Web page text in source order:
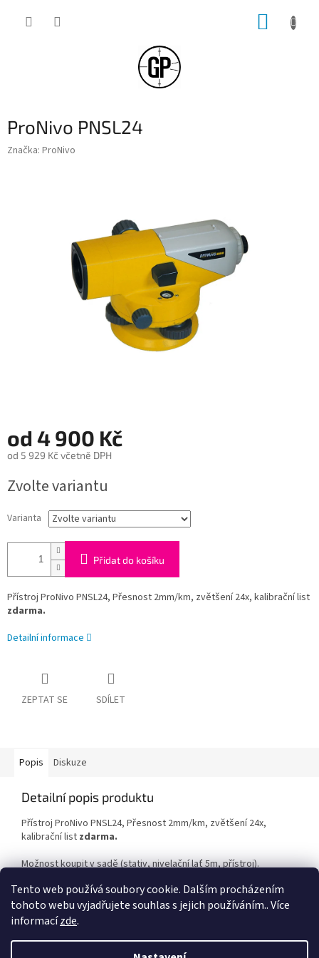
Tento web používá soubory cookie. Dalším procházením
tohoto webu vyjadřujete souhlas s jejich používáním.. Více
informacízde.
ProNivo PNSL24
Značka: ProNivo
od 4 900 Kč
od 5 929 Kčvčetně DPH
cena:
Zvolte variantu
Varianta
Přidat do košíku
Přístroj ProNivo PNSL24, Přesnost 2mm/km, zvětšení 24x, kalibrační list
zdarma.
Detailní informace
ZEPTAT SE SDÍLET
Popis Diskuze
Detailní popis produktu
Přístroj ProNivo PNSL24, Přesnost 2mm/km, zvětšení 24x,
kalibrační list zdarma.
Možnost koupit v sadě (stativ, nivelační lať 5m, přístroj).